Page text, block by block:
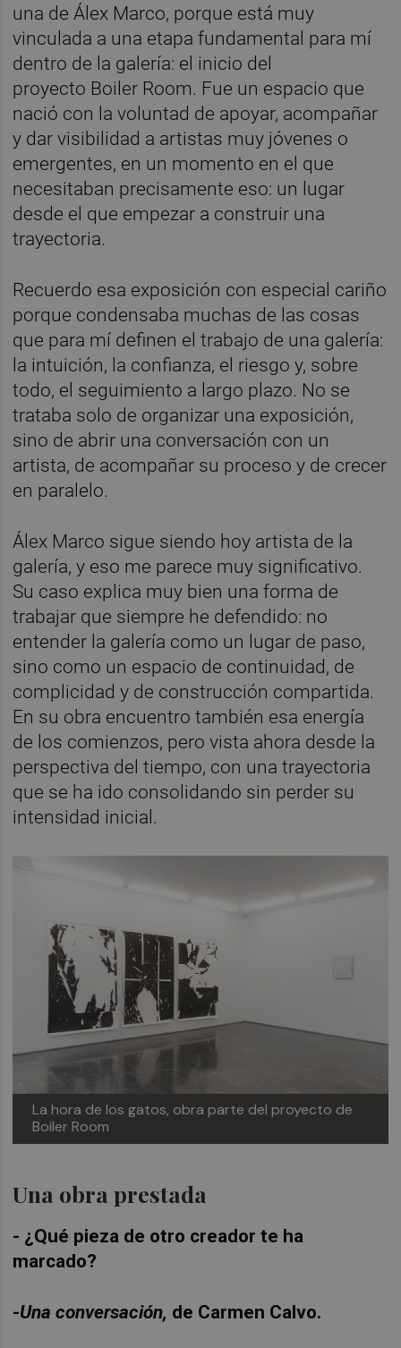
una de Álex Marco, porque está muy
vinculada a una etapa fundamental para mí
dentro de la galería: el inicio del
proyecto Boiler Room. Fue un espacio que
nació con la voluntad de apoyar, acompañar
y dar visibilidad a artistas muy jóvenes o
emergentes, en un momento en el que
necesitaban precisamente eso: un lugar
desde el que empezar a construir una
trayectoria.
Recuerdo esa exposición con especial cariño
porque condensaba muchas de las cosas
que para mí definen el trabajo de una galería:
la intuición, la confianza, el riesgo y, sobre
todo, el seguimiento a largo plazo. No se
trataba solo de organizar una exposición,
sino de abrir una conversación con un
artista, de acompañar su proceso y de crecer
en paralelo.
Álex Marco sigue siendo hoy artista de la
galería, y eso me parece muy significativo.
Su caso explica muy bien una forma de
trabajar que siempre he defendido: no
entender la galería como un lugar de paso,
sino como un espacio de continuidad, de
complicidad y de construcción compartida.
En su obra encuentro también esa energía
de los comienzos, pero vista ahora desde la
perspectiva del tiempo, con una trayectoria
que se ha ido consolidando sin perder su
intensidad inicial.
La hora de los gatos, obra parte del proyecto de
Boiler Room
Una obra prestada
- ¿Qué pieza de otro creador te ha
marcado?
-Una conversación, de Carmen Calvo.